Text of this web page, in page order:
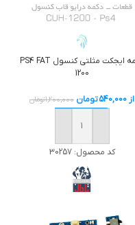
دکمه ایجکت مثلتی کنسول PS4 FAT
1200
از540,000تومان 1,200,000تومان
خرید
کد محصول:30257